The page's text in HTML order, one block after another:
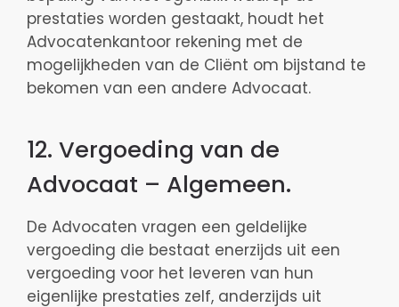
prestaties worden gestaakt, houdt het
Advocatenkantoor rekening met de
mogelijkheden van de Cliënt om bijstand te
bekomen van een andere Advocaat.
12. Vergoeding van de
Advocaat – Algemeen.
De Advocaten vragen een geldelijke
vergoeding die bestaat enerzijds uit een
vergoeding voor het leveren van hun
eigenlijke prestaties zelf, anderzijds uit